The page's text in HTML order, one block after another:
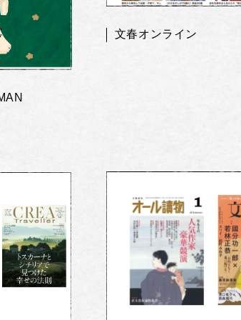
文春オンライン